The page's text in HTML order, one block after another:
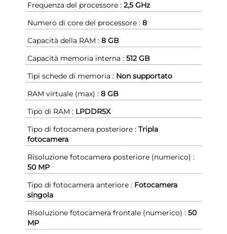
Frequenza del processore : 2,5 GHz
Numero di core del processore : 8
Capacità della RAM : 8 GB
Capacità memoria interna : 512 GB
Tipi schede di memoria : Non supportato
RAM virtuale (max) : 8 GB
Tipo di RAM : LPDDR5X
Tipo di fotocamera posteriore : Tripla
fotocamera
Risoluzione fotocamera posteriore (numerico) :
50 MP
Tipo di fotocamera anteriore : Fotocamera
singola
Risoluzione fotocamera frontale (numerico) : 50
MP